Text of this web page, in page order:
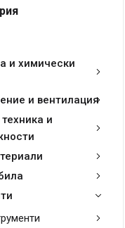
и химически
и вентилация
и